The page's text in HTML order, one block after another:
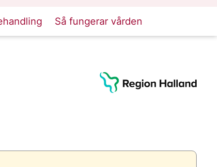
Så fungerar vården